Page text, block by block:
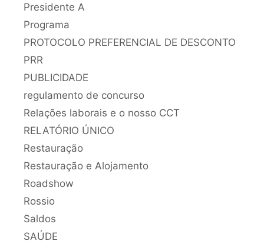
Presidente A
Programa
PROTOCOLO PREFERENCIAL DE DESCONTO
PRR
PUBLICIDADE
regulamento de concurso
Relações laborais e o nosso CCT
RELATÓRIO ÚNICO
Restauração
Restauração e Alojamento
Roadshow
Rossio
Saldos
SAÚDE